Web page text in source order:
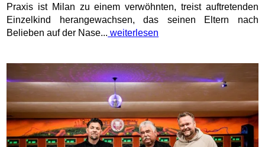
Praxis ist Milan zu einem verwöhnten, treist auftretenden
Einzelkind herangewachsen, das seinen Eltern nach
Belieben auf der Nase... weiterlesen